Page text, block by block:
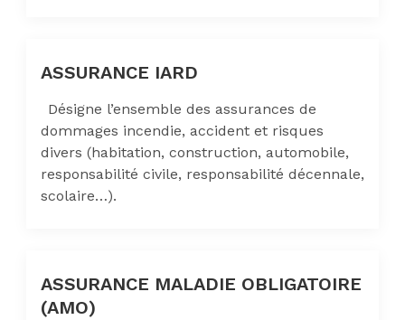
ASSURANCE IARD
Désigne l’ensemble des assurances de
dommages incendie, accident et risques
divers (habitation, construction, automobile,
responsabilité civile, responsabilité décennale,
scolaire…).
ASSURANCE MALADIE OBLIGATOIRE
(AMO)